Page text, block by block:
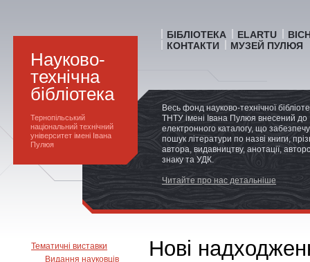
Науково-
технічна
бібліотека
Тернопільський
національний технічний
університет імені Івана
Пулюя
БІБЛІОТЕКА ELARTU
КОНТАКТИ
МУЗЕЙ ПУЛЮЯ
Весь фонд науково-технічної
ТНТУ імені Івана Пулюя внесений до
електронного каталогу, що
пошук літератури по назві книги,
автора, видавництву, анотації,
знаку та УДК.
Читайте про нас детальніше
Тематичні виставки
Видання науковців
Нові